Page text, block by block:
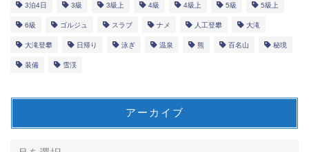
3泊4日 3級 3級上 4級 4級上 5級 5級上
6級 ゴルジュ スラブ ナメ 人工登攀 大滝
大滝登攀 日帰り 泳ぎ 温泉 熊 百名山 秘境
装備 雪渓
アーカイブ